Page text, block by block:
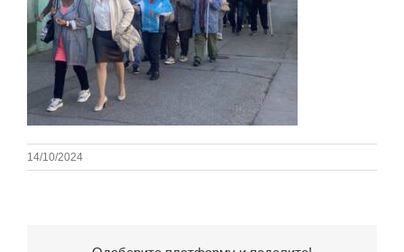
14/10/2024